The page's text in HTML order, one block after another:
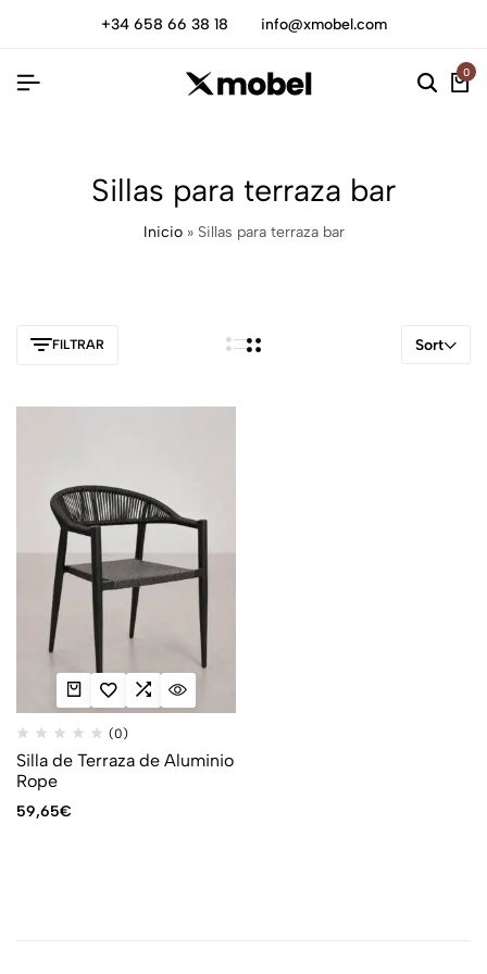
+34 658 66 38 18 info@xmobel.com
0
Sillas para terraza bar
Inicio» Sillas para terraza bar
FILTRAR Sort
(0)
Silla de Terraza de Aluminio
Rope
59,65€